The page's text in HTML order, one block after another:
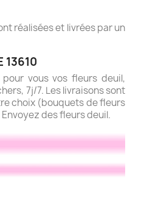
réalisées et livrées par un
13610
pour vous vos fleurs deuil,
7j/7. Les livraisons sont
choix (bouquets de fleurs
des fleurs deuil.